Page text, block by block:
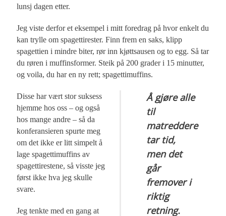
lunsj dagen etter.
Jeg viste derfor et eksempel i mitt foredrag på hvor enkelt du
kan trylle om spagettirester. Finn frem en saks, klipp
spagettien i mindre biter, rør inn kjøttsausen og to egg. Så tar
du røren i muffinsformer. Steik på 200 grader i 15 minutter,
og voila, du har en ny rett; spagettimuffins.
Å gjøre alle
til
matreddere
tar tid,
men det
går
fremover i
riktig
retning.
Disse har vært stor suksess
hjemme hos oss – og også
hos mange andre – så da
konferansieren spurte meg
om det ikke er litt simpelt å
lage spagettimuffins av
spagettirestene, så visste jeg
først ikke hva jeg skulle
svare.
Jeg tenkte med en gang at